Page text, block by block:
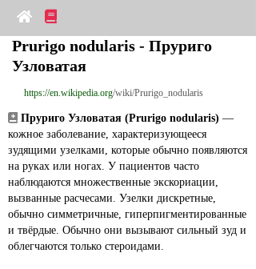
Prurigo nodularis - Пруриго
Узловатая
https://en.wikipedia.org/wiki/Prurigo_nodularis
Пруриго Узловатая (Prurigo nodularis) —
кожное заболевание, характеризующееся
зудящими узелками, которые обычно появляются
на руках или ногах. У пациентов часто
наблюдаются множественные экскориации,
вызванные расчесами. Узелки дискретные,
обычно симметричные, гиперпигментированные
и твёрдые. Обычно они вызывают сильный зуд и
облегчаются только стероидами.